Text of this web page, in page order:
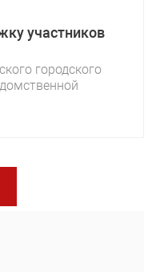
участников
городского